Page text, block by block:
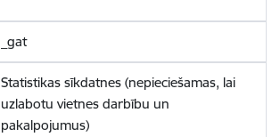
_gat
Statistikas sīkdatnes (nepieciešamas, lai
uzlabotu vietnes darbību un
pakalpojumus)